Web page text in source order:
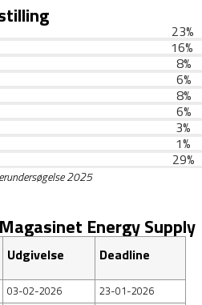
23%
16%
8%
6%
8%
6%
3%
1%
29%
2025
Energy Supply
Udgivelse Deadline
03-02-2026
23-01-2026